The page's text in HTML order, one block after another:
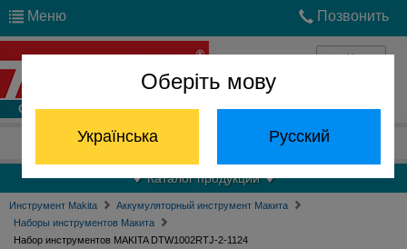
Оберіть мову
Українська Русский
Меню Позвонить
Войти
Отдел запчастей: (068) 824-24-24
Каталог продукции
Инструмент Makita
Аккумуляторный инструмент Макита
Наборы инструментов Макита
Набор инструментов MAKITA DTW1002RTJ-2-1124